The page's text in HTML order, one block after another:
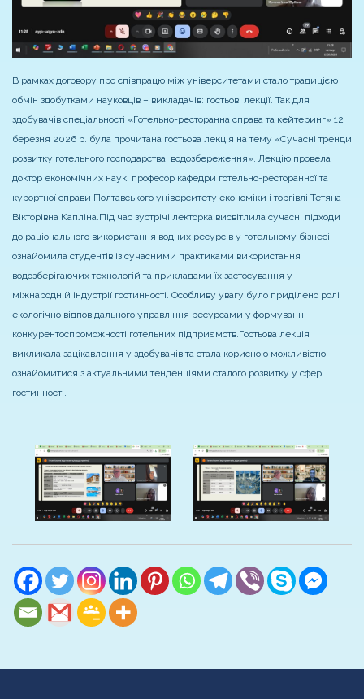
В рамках договору про співпрацю між університетами стало традицією
обмін здобутками науковців – викладачів: гостьові лекції. Так для
здобувачів спеціальності «Готельно-ресторанна справа та кейтеринг» 12
березня 2026 р. була прочитана гостьова лекція на тему «Сучасні тренди
розвитку готельного господарства: водозбереження». Лекцію провела
доктор економічних наук, професор кафедри готельно-ресторанної та
курортної справи Полтавського університету економіки і торгівлі Тетяна
Вікторівна Капліна.Під час зустрічі лекторка висвітлила сучасні підходи
до раціонального використання водних ресурсів у готельному бізнесі,
ознайомила студентів із сучасними практиками використання
водозберігаючих технологій та прикладами їх застосування у
міжнародній індустрії гостинності. Особливу увагу було приділено ролі
екологічно відповідального управління ресурсами у формуванні
конкурентоспроможності готельних підприємств.Гостьова лекція
викликала зацікавлення у здобувачів та стала корисною можливістю
ознайомитися з актуальними тенденціями сталого розвитку у сфері
гостинності.